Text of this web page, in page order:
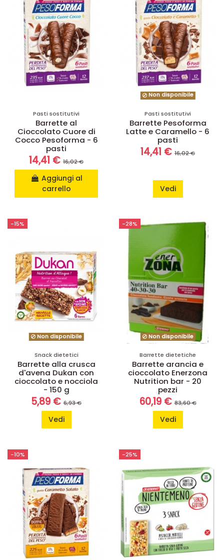
Pasti sostitutivi
Barrette al
Cioccolato Cuore di
Cocco Pesoforma - 6
pasti
14,41 € 16,02 €
Aggiungi al
carrello
Non disponibile
Pasti sostitutivi
Barrette Pesoforma
Latte e Caramello - 6
pasti
14,41 € 16,02 €
Vedi
-15%
Non disponibile
Snack dietetici
Barrette alla crusca
d'avena Dukan con
cioccolato e nocciola
- 150 g
5,89 € 6,93 €
Vedi
-28%
Non disponibile
Barrette dietetiche
Barrette arancia e
cioccolato Enerzona
Nutrition bar - 20
pezzi
60,19 €83,60 €
Vedi
-10% -25%